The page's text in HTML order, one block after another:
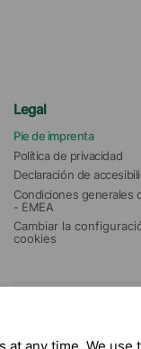
Legal
Pie de imprenta
Política de privacidad
Declaración de
Condiciones generales
- EMEA
Cambiar la
cookies
© 2026 Münzing
Nuestras ofertas
empresariales.